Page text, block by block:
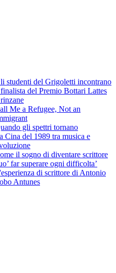
studenti del Grigoletti incontrano
del Premio Bottari Lattes
Me a Refugee, Not an
gli spettri tornano
Cina del 1989 tra musica e
il sogno di diventare scrittore
far superare ogni difficolta’
di scrittore di Antonio
Antunes